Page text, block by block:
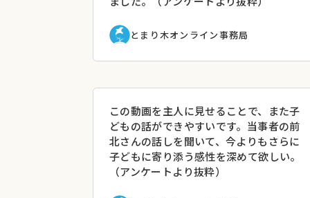
▼こんなことが得られます
・当事者の実体験をきくことで、お子さん
・当事者の実体験の流れを知ることで、今
か」が具体的に分かります。
・学校の先生など関係者との付き合い方、
講座開催日：2020年6月27日
※登壇者の肩書は講座実施時のものです
とまり木オンライン事務局
この動画を主人に見せることで、また子
どもの話ができやすいです。当事者の前
北さんの話しを聞いて、今よりもさらに
子どもに寄り添う感性を深めて欲しい。
（アンケートより抜粋）